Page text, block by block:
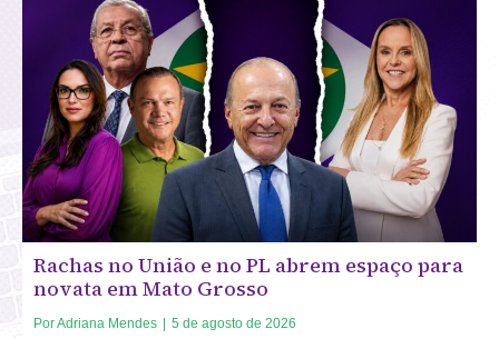
Rachas no União e no PL abrem espaço para
novata em Mato Grosso
PorAdriana Mendes | 5 de agosto de 2026